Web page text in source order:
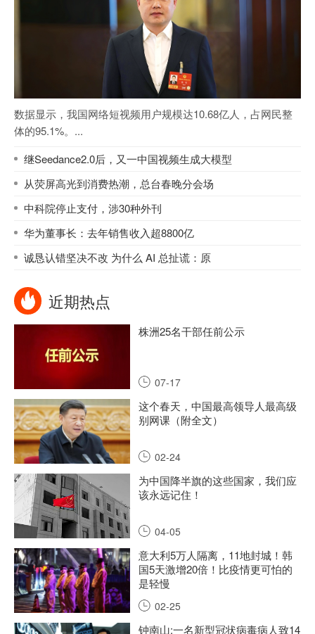
数据显示，我国网络短视频用户规模达10.68亿人，占网民整
体的95.1%。...
继Seedance2.0后，又一中国视频生成大模型
从荧屏高光到消费热潮，总台春晚分会场
中科院停止支付，涉30种外刊
华为董事长：去年销售收入超8800亿
诚恳认错坚决不改 为什么 AI 总扯谎：原
近期热点
株洲25名干部任前公示
07-17
这个春天，中国最高领导人最高级
别网课（附全文）
02-24
为中国降半旗的这些国家，我们应
该永远记住！
04-05
意大利5万人隔离，11地封城！韩
国5天激增20倍！比疫情更可怕的
是轻慢
02-25
钟南山:一名新型冠状病毒病人致14